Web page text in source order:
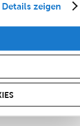
Details zeigen
zum
Produkte